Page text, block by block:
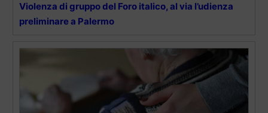
Violenza di gruppo del Foro italico, al via l’udienza
preliminare a Palermo